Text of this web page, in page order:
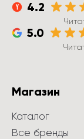
4.2
5.0
Магазин
Каталог
Все бренды